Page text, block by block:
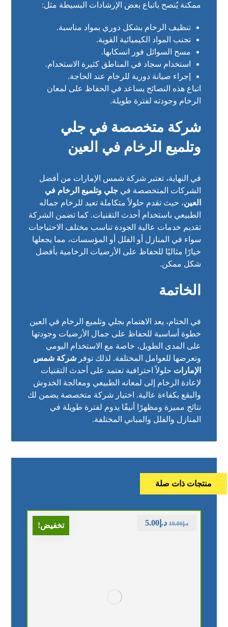
ممكنة يُنصح باتباع بعض الإرشادات البسيطة مثل:
تنظيف الرخام بشكل دوري بمواد مناسبة.
تجنب المواد الكيميائية القوية.
مسح السوائل فور انسكابها.
استخدام سجاد في المناطق كثيرة الاستخدام.
إجراء صيانة دورية للرخام عند الحاجة.
اتباع هذه النصائح يساعد في الحفاظ على لمعان
الرخام وجودته لفترة طويلة.
شركة متخصصة في جلي
وتلميع الرخام في العين
في النهاية، تعتبر شركة شمس الإمارات من أفضل
الشركات المتخصصة فيجلي وتلميع الرخام في
العين، حيث تقدم حلولاً متكاملة تعيد للرخام جماله
الطبيعي باستخدام أحدث التقنيات. كما تضمن الشركة
تقديم خدمات عالية الجودة تناسب مختلف الاحتياجات
سواء في المنازل أو الفلل أو المؤسسات، مما يجعلها
خيارًا مثاليًا للحفاظ على الأرضيات الرخامية بأفضل
شكل ممكن.
الخاتمة
في الختام، يعد الاهتمام بجلي وتلميع الرخام في العين
خطوة أساسية للحفاظ على جمال الأرضيات وجودتها
على المدى الطويل، خاصة مع الاستخدام اليومي
وتعرضها للعوامل المختلفة. لذلك توفرشركة شمس
الإمارات حلولاً احترافية تعتمد على أحدث التقنيات
لإعادة الرخام إلى لمعانه الطبيعي ومعالجة الخدوش
والبقع بكفاءة عالية. اختيار شركة متخصصة يضمن لك
نتائج مميزة ومظهرًا أنيقًا يدوم لفترة طويلة في
المنازل والفلل والمباني المختلفة.
منتجات ذات صلة
تخفيض! د.إ10.00 د.إ5.00